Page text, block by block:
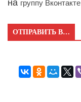
на группу Вконтакте
ОТПРАВИТЬ В…